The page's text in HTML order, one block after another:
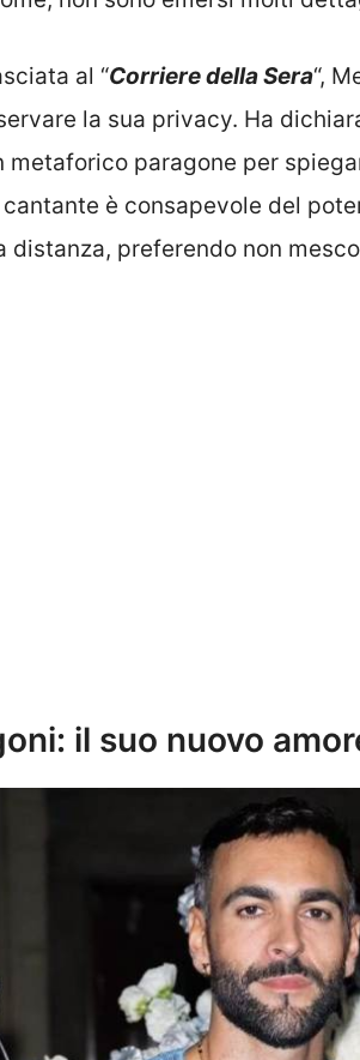
al “Corriere della Sera“,
la sua privacy. Ha
metaforico paragone per
è consapevole del
distanza, preferendo non
il suo nuovo